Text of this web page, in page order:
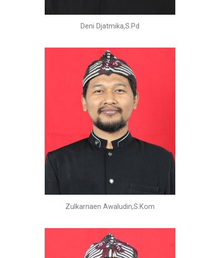
Deni Djatmika,S.Pd
Zulkarnaen Awaludin,S.Kom